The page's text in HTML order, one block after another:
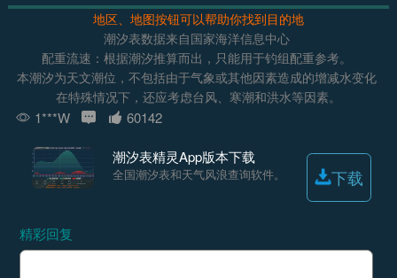
地区、地图按钮可以帮助你找到目的地
潮汐表数据来自国家海洋信息中心
配重流速：根据潮汐推算而出，只能用于钓组配重参考。
本潮汐为天文潮位，不包括由于气象或其他因素造成的增减水变化
在特殊情况下，还应考虑台风、寒潮和洪水等因素。
1***W 60142
潮汐表精灵App版本下载
全国潮汐表和天气风浪查询软件。 下载
精彩回复